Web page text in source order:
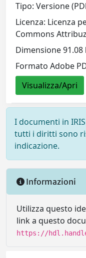
Tipo: Versione
Licenza: Licenza
Commons
Dimensione 91.08
Formato Adobe
Visualizza/Apri
I documenti in
tutti i diritti sono
indicazione.
Informazioni
Utilizza questo
link a questo
https://